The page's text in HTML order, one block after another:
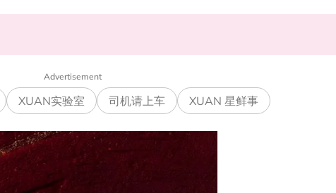
Advertisement
XUAN实验室 司机请上车 XUAN 星鲜事